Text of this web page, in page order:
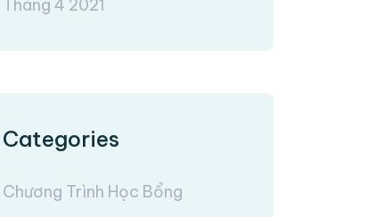
Tháng 4 2021
Categories
Chương Trình Học Bổng